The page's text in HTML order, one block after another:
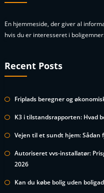
En hjemmeside, der giver al
hvis du er interesseret i
Recent Posts
Friplads beregner og
K3 i tilstandsrapporten: Hvad
Vejen til et sundt hjem:
Autoriseret vvs-installatør:
2026
Kan du købe bolig uden